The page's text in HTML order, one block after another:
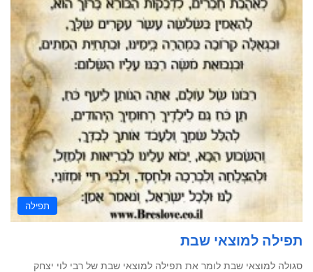
תפילה
תפילה למוצאי שבת
סגולה למוצאי שבת לומר את תפילה למוצאי שבת של רבי לוי יצחק